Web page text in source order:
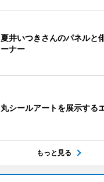
夏井いつきさんのパネルと
ーナー
丸シールアートを展示する
もっと見る